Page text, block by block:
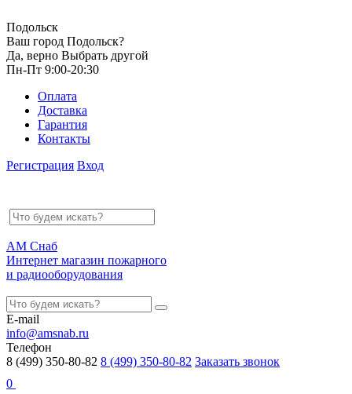
Подольск
Ваш город Подольск?
Да, верно Выбрать другой
Пн-Пт 9:00-20:30
Оплата
Доставка
Гарантия
Контакты
Регистрация Вход
АМ Снаб
Интернет магазин пожарного
и радиооборудования
E-mail
info@amsnab.ru
Телефон
8 (499) 350-80-82 8 (499) 350-80-82 Заказать звонок
0